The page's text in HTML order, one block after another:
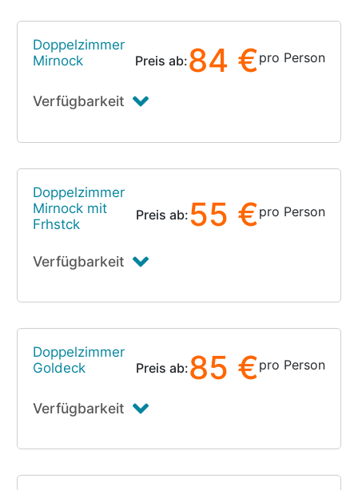
Doppelzimmer
Mirnock
Preis ab:84 €pro Person
Verfügbarkeit
Doppelzimmer
Mirnock mit
Frhstck
Preis ab: 55 €pro Person
Verfügbarkeit
Doppelzimmer
Goldeck
Preis ab:85 €pro Person
Verfügbarkeit